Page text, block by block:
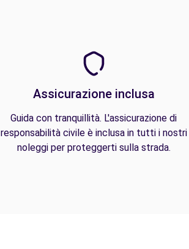
Assicurazione inclusa
Guida con tranquillità. L'assicurazione di
responsabilità civile è inclusa in tutti i nostri
noleggi per proteggerti sulla strada.